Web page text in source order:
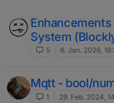
System
5 6. Jan. 2026,
Mqtt - bool/
1 29. Feb. 2024,